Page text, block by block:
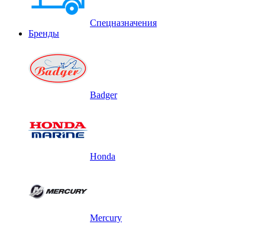
Спецназначения
Бренды
Badger
Honda
Mercury